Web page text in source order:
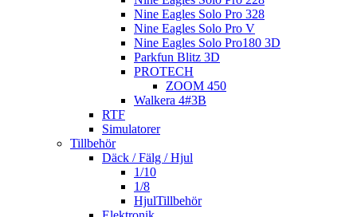
Nine Eagles Solo Pro 328
Nine Eagles Solo Pro V
Nine Eagles Solo Pro180 3D
Parkfun Blitz 3D
PROTECH
ZOOM 450
Walkera 4#3B
RTF
Simulatorer
Tillbehör
Däck / Fälg / Hjul
1/10
1/8
HjulTillbehör